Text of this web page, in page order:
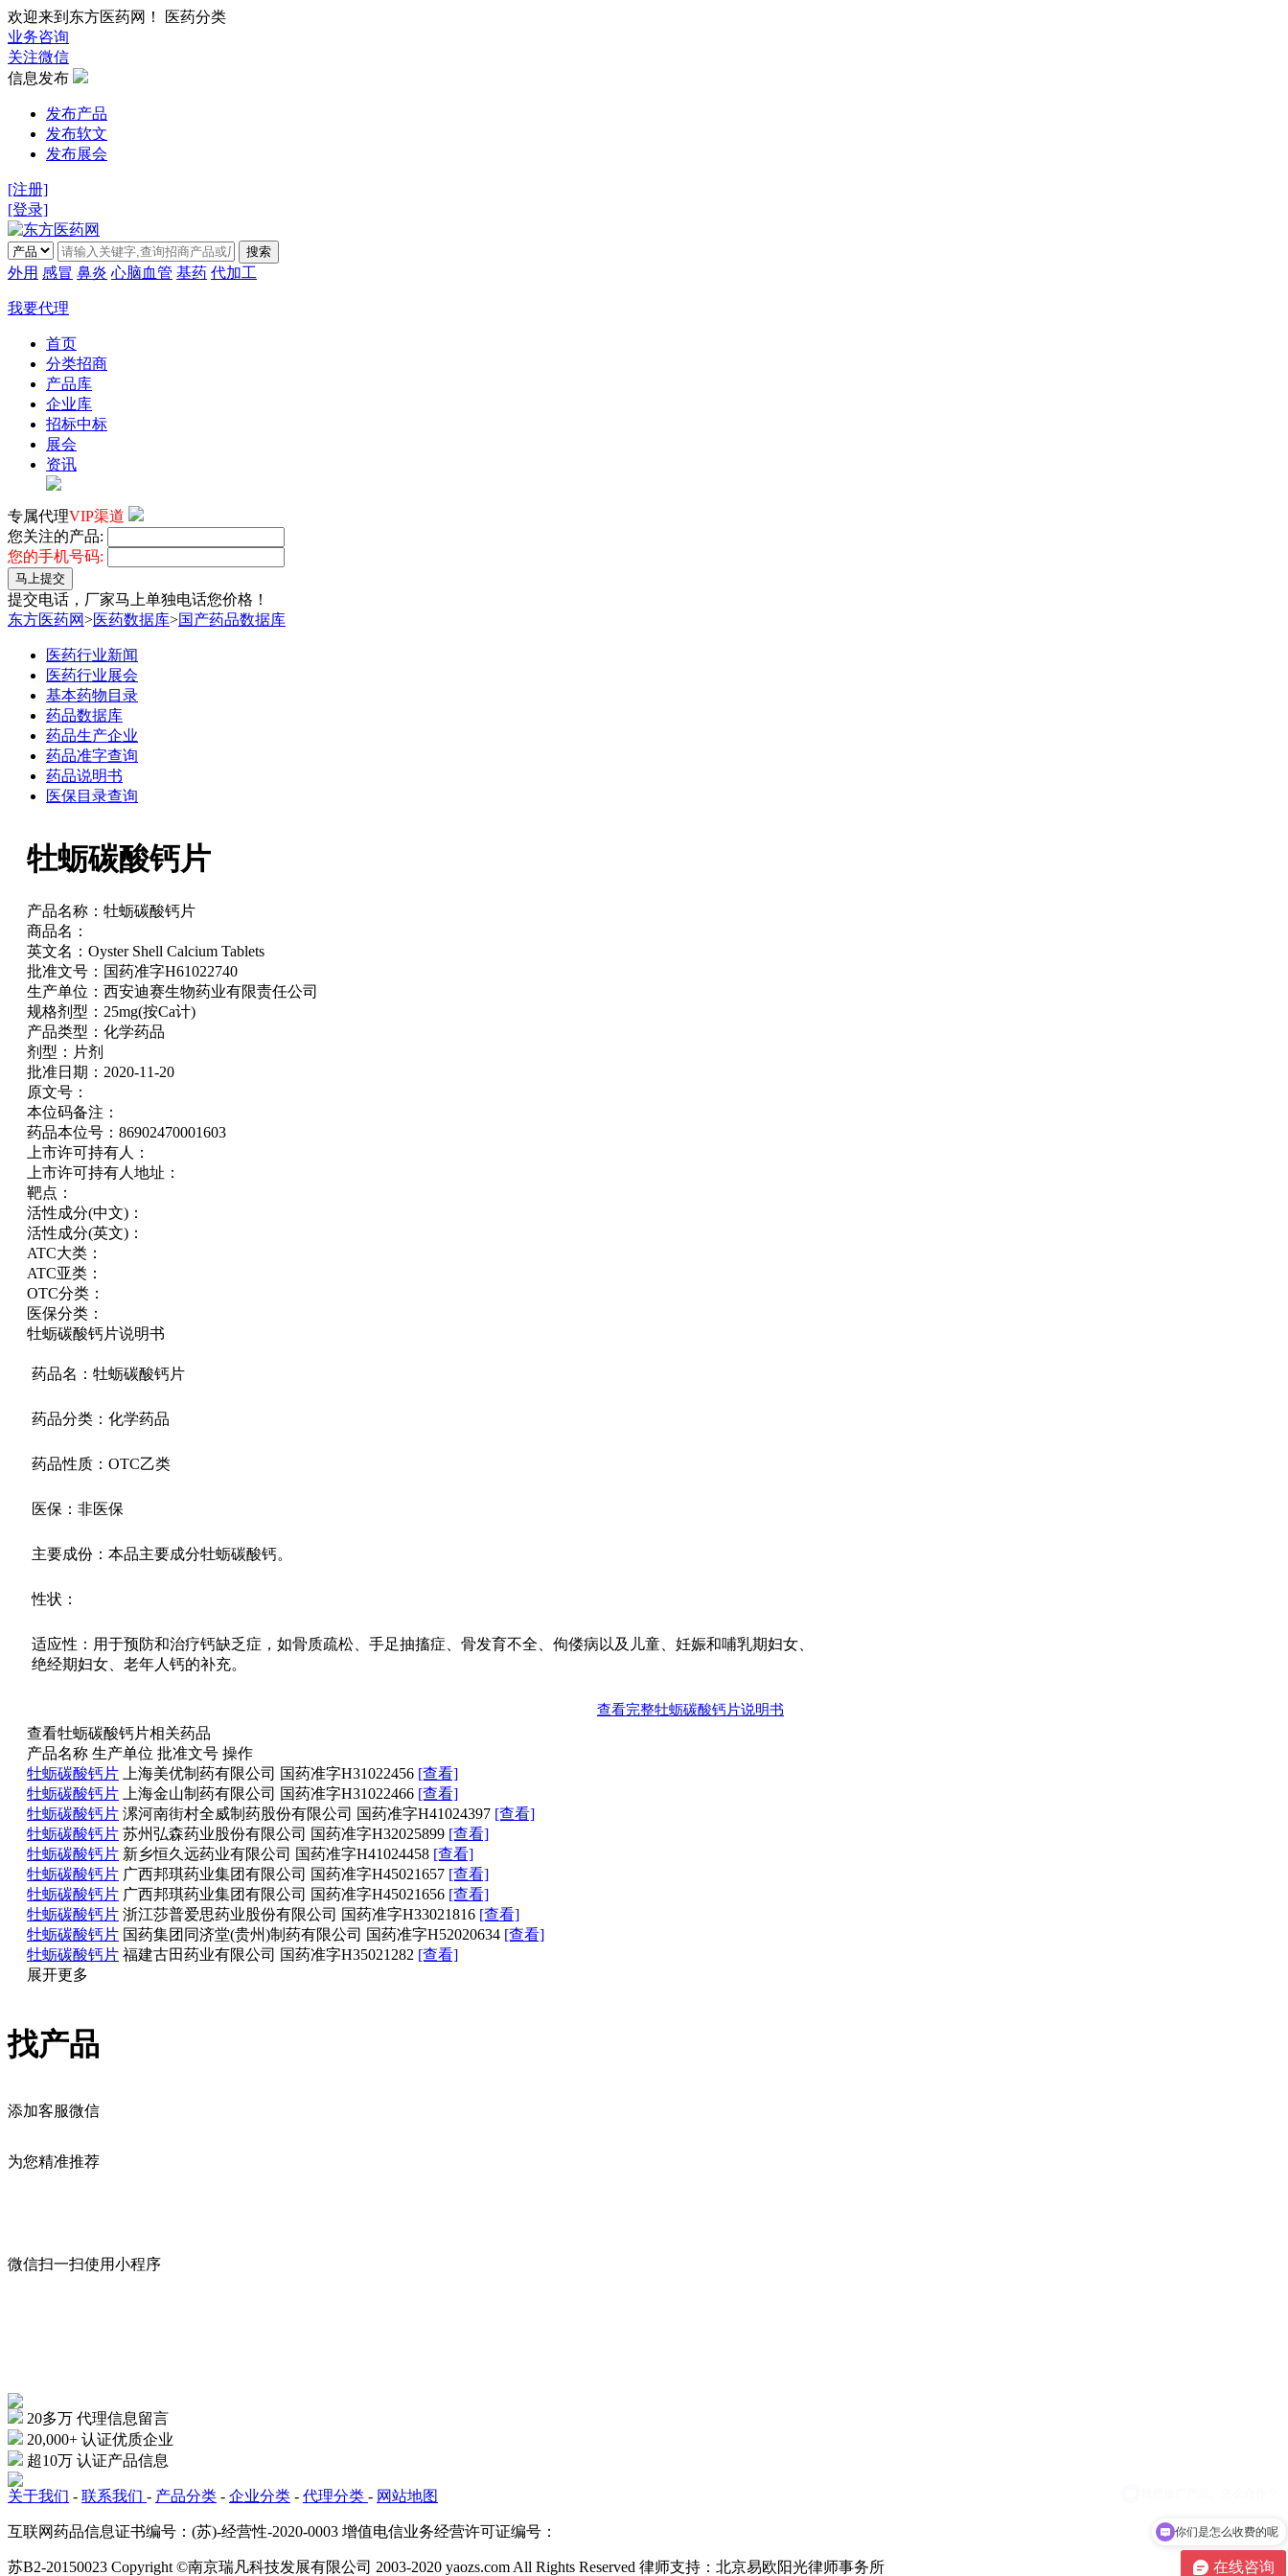
欢迎来到东方医药网！ 医药分类
业务咨询
关注微信
信息发布
发布产品
发布软文
发布展会
[注册]
[登录]
搜索
外用 感冒 鼻炎 心脑血管 基药 代加工
我要代理
首页
分类招商
产品库
企业库
招标中标
展会
资讯
专属代理VIP渠道
您关注的产品:
您的手机号码:
马上提交
提交电话，厂家马上单独电话您价格！
东方医药网>医药数据库>国产药品数据库
医药行业新闻
医药行业展会
基本药物目录
药品数据库
药品生产企业
药品准字查询
药品说明书
医保目录查询
牡蛎碳酸钙片
产品名称： 牡蛎碳酸钙片
商品名：
英文名： Oyster Shell Calcium Tablets
批准文号： 国药准字H61022740
生产单位： 西安迪赛生物药业有限责任公司
规格剂型： 25mg(按Ca计)
产品类型： 化学药品
剂型： 片剂
批准日期： 2020-11-20
原文号：
本位码备注：
药品本位号： 86902470001603
上市许可持有人：
上市许可持有人地址：
靶点：
活性成分(中文)：
活性成分(英文)：
ATC大类：
ATC亚类：
OTC分类：
医保分类：
牡蛎碳酸钙片说明书
药品名：牡蛎碳酸钙片
药品分类：化学药品
药品性质：OTC乙类
医保：非医保
主要成份：本品主要成分牡蛎碳酸钙。
性状：
适应性：用于预防和治疗钙缺乏症，如骨质疏松、手足抽搐症、骨发育不全、佝偻病以及儿童、妊娠和哺乳期妇女、
绝经期妇女、老年人钙的补充。
查看完整牡蛎碳酸钙片说明书
查看牡蛎碳酸钙片相关药品
产品名称 生产单位 批准文号 操作
牡蛎碳酸钙片
上海美优制药有限公司 国药准字H31022456 [查看]
牡蛎碳酸钙片
上海金山制药有限公司 国药准字H31022466 [查看]
牡蛎碳酸钙片 漯河南街村全威制药股份有限公司 国药准字H41024397 [查看]
牡蛎碳酸钙片 苏州弘森药业股份有限公司 国药准字H32025899 [查看]
牡蛎碳酸钙片 新乡恒久远药业有限公司 国药准字H41024458 [查看]
牡蛎碳酸钙片 广西邦琪药业集团有限公司 国药准字H45021657 [查看]
牡蛎碳酸钙片 广西邦琪药业集团有限公司 国药准字H45021656 [查看]
牡蛎碳酸钙片 浙江莎普爱思药业股份有限公司 国药准字H33021816 [查看]
牡蛎碳酸钙片 国药集团同济堂(贵州)制药有限公司 国药准字H52020634 [查看]
牡蛎碳酸钙片 福建古田药业有限公司 国药准字H35021282 [查看]
展开更多
找产品
添加客服微信
为您精准推荐
微信扫一扫使用小程序
20多万 代理信息留言
20,000+ 认证优质企业
超10万 认证产品信息
关于我们 - 联系我们 - 产品分类 - 企业分类 - 代理分类 - 网站地图
互联网药品信息证书编号：(苏)-经营性-2020-0003 增值电信业务经营许可证编号：
苏B2-20150023 Copyright ©南京瑞凡科技发展有限公司 2003-2020 yaozs.com All Rights Reserved 律师支持：北京易欧阳光律师事务所 在线咨询
你们是怎么收费的呢